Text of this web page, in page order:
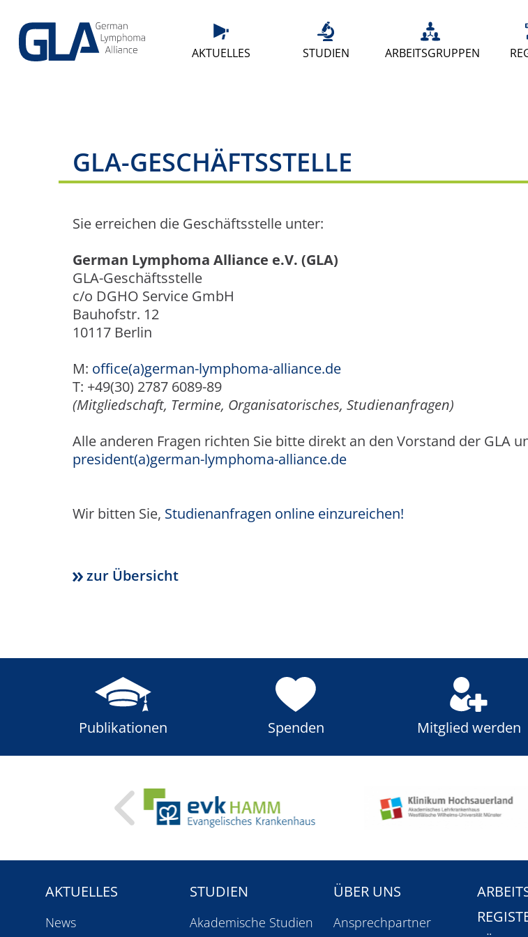
AKTUELLES STUDIEN ARBEITSGRUPPEN
GLA-GESCHÄFTSSTELLE
Sie erreichen die Geschäftsstelle unter:
German Lymphoma Alliance e.V. (GLA)
GLA-Geschäftsstelle
c/o DGHO Service GmbH
Bauhofstr. 12
10117 Berlin
M: office(a)german-lymphoma-alliance.de
T: +49(30) 2787 6089-89
(Mitgliedschaft, Termine, Organisatorisches, Studienanfragen)
Alle anderen Fragen richten Sie bitte direkt an den Vorstand der GLA
president(a)german-lymphoma-alliance.de
Wir bitten Sie, Studienanfragen online einzureichen!
zur Übersicht
Publikationen Spenden Mitglied werden
AKTUELLES
News
STUDIEN
Akademische Studien
ÜBER UNS
Ansprechpartner